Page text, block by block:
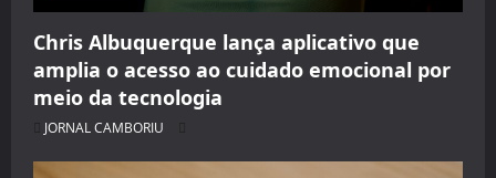
Chris Albuquerque lança aplicativo que
amplia o acesso ao cuidado emocional por
meio da tecnologia
JORNAL CAMBORIU